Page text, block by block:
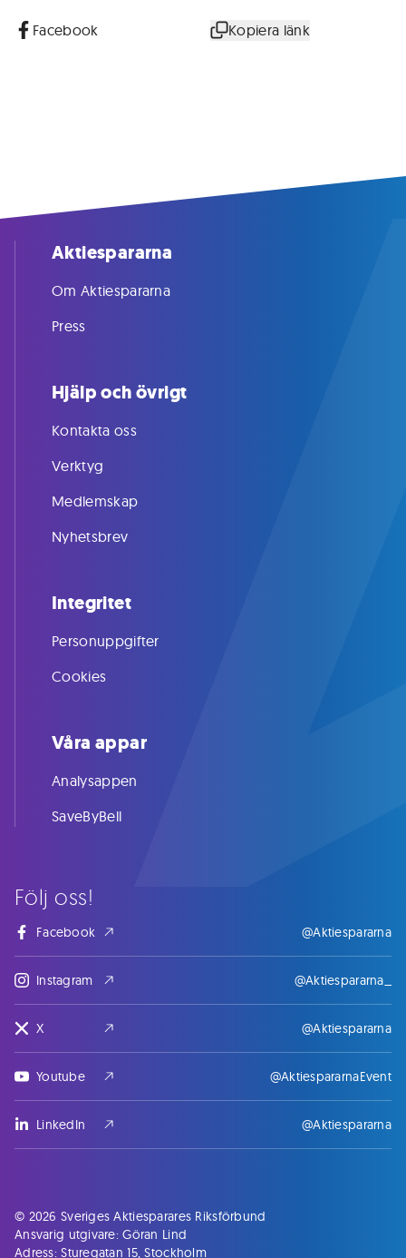
Facebook Kopiera länk
Följ oss!
Facebook @Aktiespararna
Instagram @Aktiespararna_
X @Aktiespararna
Youtube @AktiespararnaEvent
LinkedIn @Aktiespararna
Aktiespararna
Om Aktiespararna
Press
Hjälp och övrigt
Kontakta oss
Verktyg
Medlemskap
Nyhetsbrev
Integritet
Personuppgifter
Cookies
Våra appar
Analysappen
SaveByBell
© 2026 Sveriges Aktiesparares Riksförbund
Ansvarig utgivare: Göran Lind
Adress: Sturegatan 15, Stockholm